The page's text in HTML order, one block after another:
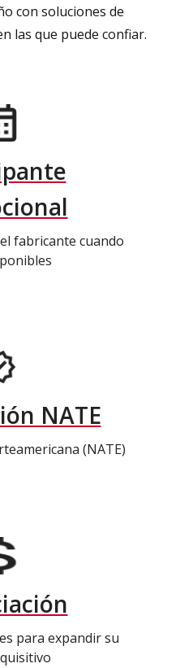
con soluciones de
las que puede confiar.
fabricante cuando
NATE
(NATE)
para expandir su